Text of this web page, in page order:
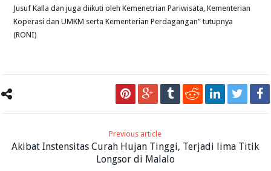
Jusuf Kalla dan juga diikuti oleh Kemenetrian Pariwisata, Kementerian
Koperasi dan UMKM serta Kementerian Perdagangan” tutupnya
(RONI)
Previous article
Akibat Instensitas Curah Hujan Tinggi, Terjadi lima Titik
Longsor di Malalo